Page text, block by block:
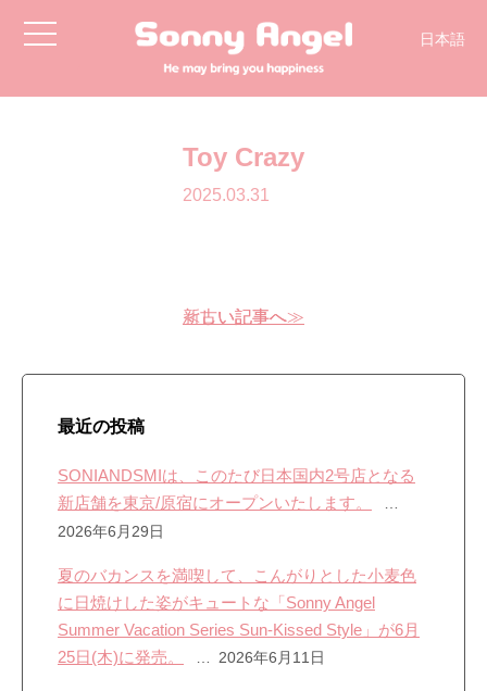
toggle
navigation
日本語
Toy Crazy
2025.03.31
≪古い記事へ
新しい記事へ≫
最近の投稿
SONIANDSMIは、このたび日本国内2号店となる
新店舗を東京/原宿にオープンいたします。
2026年6月29日
夏のバカンスを満喫して、こんがりとした小麦色
に日焼けした姿がキュートな「Sonny Angel
Summer Vacation Series Sun-Kissed Style」が6月
25日(木)に発売。
2026年6月11日